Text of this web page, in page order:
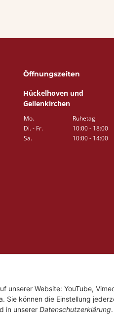
unserer Website: YouTube,
Sie können die Einstellung
in unserer Datenschutzerklärung.
Öffnungszeiten
Hückelhoven und
Geilenkirchen
Mo.
Ruhetag
Di. - Fr.
10:00 - 18:00
Sa.
10:00 - 14:00